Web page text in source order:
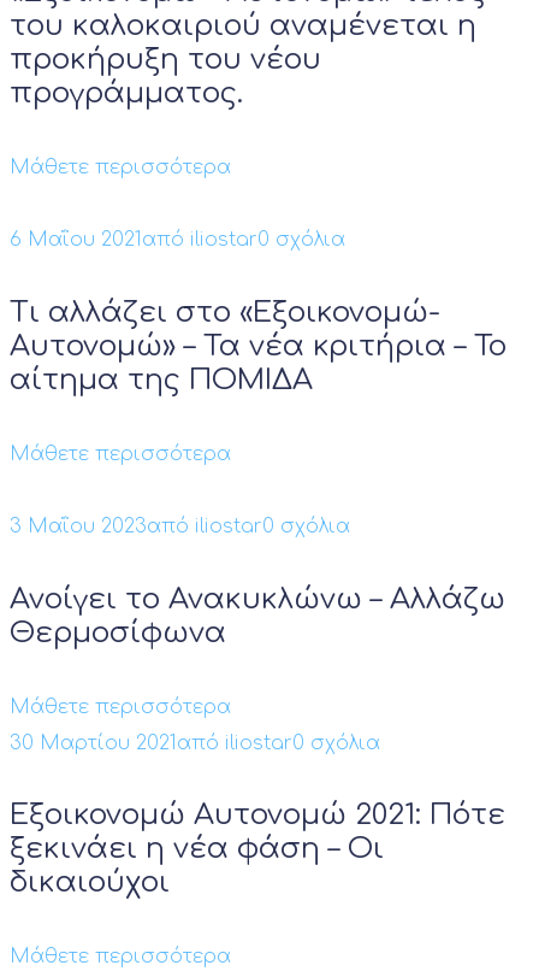
του καλοκαιριού αναμένεται η
προκήρυξη του νέου
προγράμματος.
Μάθετε περισσότερα
6 Μαΐου 2021 από iliostar0 σχόλια
Τι αλλάζει στο «Εξοικονομώ-
Αυτονομώ» – Τα νέα κριτήρια – Το
αίτημα της ΠΟΜΙΔΑ
Μάθετε περισσότερα
3 Μαΐου 2023από iliostar0 σχόλια
Ανοίγει το Ανακυκλώνω – Αλλάζω
Θερμοσίφωνα
Μάθετε περισσότερα
30 Μαρτίου 2021 από iliostar0 σχόλια
Εξοικονομώ Αυτονομώ 2021: Πότε
ξεκινάει η νέα φάση – Οι
δικαιούχοι
Μάθετε περισσότερα